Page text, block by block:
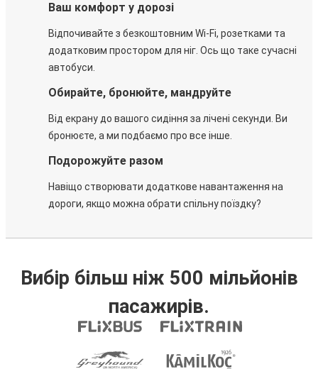
Ваш комфорт у дорозі
Відпочивайте з безкоштовним Wi-Fi, розетками та
додатковим простором для ніг. Ось що таке сучасні
автобуси.
Обирайте, бронюйте, мандруйте
Від екрану до вашого сидіння за лічені секунди. Ви
бронюєте, а ми подбаємо про все інше.
Подорожуйте разом
Навіщо створювати додаткове навантаження на
дороги, якщо можна обрати спільну поїздку?
Вибір більш ніж 500 мільйонів
пасажирів.